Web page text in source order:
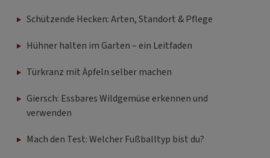
Schützende Hecken: Arten, Standort & Pflege
Hühner halten im Garten – ein Leitfaden
Türkranz mit Äpfeln selber machen
Giersch: Essbares Wildgemüse erkennen und
verwenden
Mach den Test: Welcher Fußballtyp bist du?